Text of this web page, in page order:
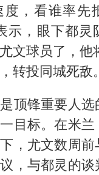
乐享全民健身 共
，看谁率先
示，眼下都灵
文球员了，他
转投同城死敌。
顶锋重要人选
目标。在米
，尤文数周前
，与都灵的谈